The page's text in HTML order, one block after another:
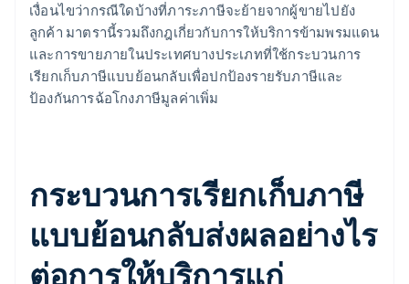
เงื่อนไขว่ากรณีใดบ้างที่ภาระภาษีจะย้ายจากผู้ขายไปยัง
ลูกค้า มาตรานี้รวมถึงกฎเกี่ยวกับการให้บริการข้ามพรมแดน
และการขายภายในประเทศบางประเภทที่ใช้กระบวนการ
เรียกเก็บภาษีแบบย้อนกลับเพื่อปกป้องรายรับภาษีและ
ป้องกันการฉ้อโกงภาษีมูลค่าเพิ่ม
กระบวนการเรียกเก็บภาษี
แบบย้อนกลับส่งผลอย่างไร
ต่อการให้บริการแก่